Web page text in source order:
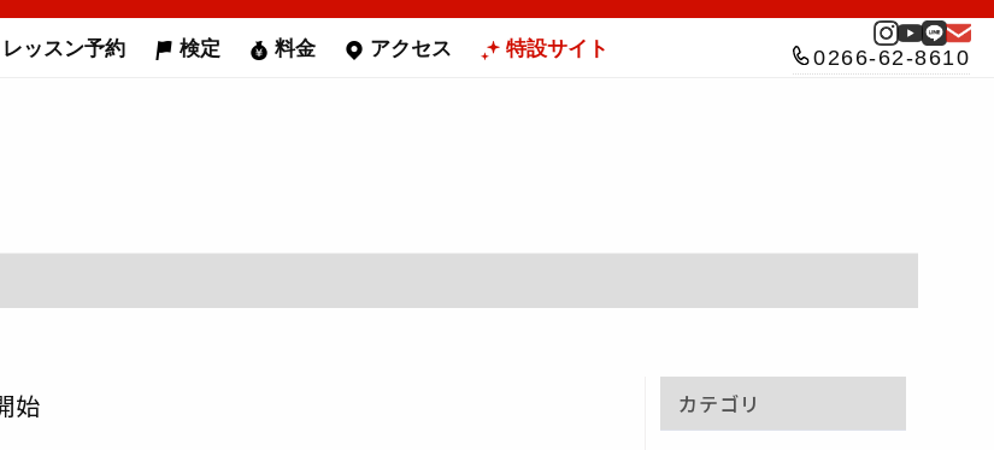
レッスン予約 検定 料金 アクセス 特設サイト 0266-62-8610
始 カテゴリ